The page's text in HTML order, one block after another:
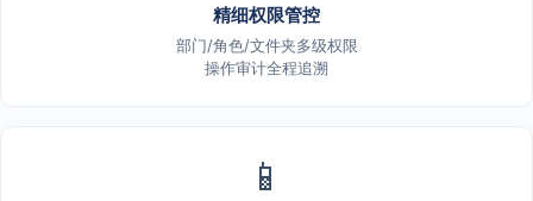
精细权限管控
部门/角色/文件夹多级权限
操作审计全程追溯
📱